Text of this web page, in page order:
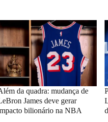
da quadra: mudança de
James deve gerar
bilionário na NBA